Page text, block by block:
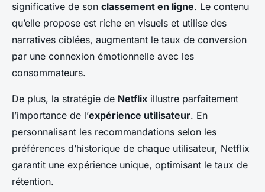
significative de son classement en ligne. Le contenu
qu’elle propose est riche en visuels et utilise des
narratives ciblées, augmentant le taux de conversion
par une connexion émotionnelle avec les
consommateurs.
De plus, la stratégie de Netflix illustre parfaitement
l’importance de l’expérience utilisateur. En
personnalisant les recommandations selon les
préférences d’historique de chaque utilisateur, Netflix
garantit une expérience unique, optimisant le taux de
rétention.